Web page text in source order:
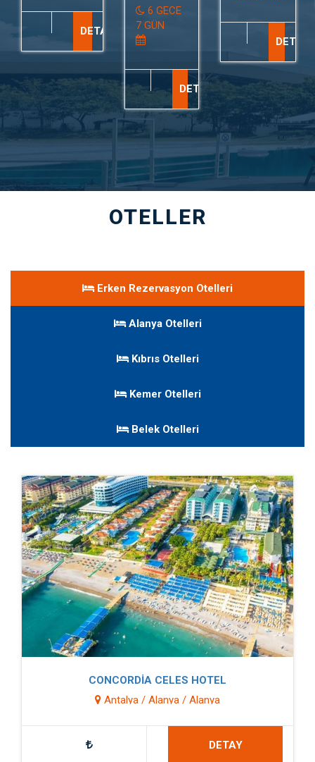
DETAY
6 GECE
7 GÜN
DETAY
DETAY
OTELLER
Erken Rezervasyon Otelleri
Alanya Otelleri
Kıbrıs Otelleri
Kemer Otelleri
Belek Otelleri
CONCORDİA CELES HOTEL
Antalya / Alanya / Alanya
DETAY